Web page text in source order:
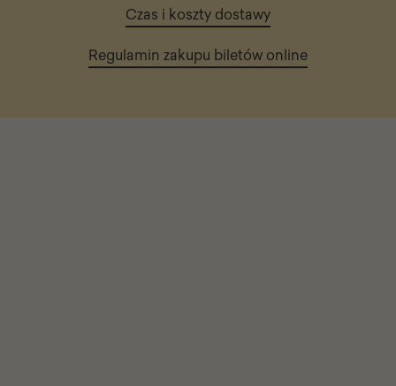
Czas i koszty dostawy
Regulamin zakupu biletów online